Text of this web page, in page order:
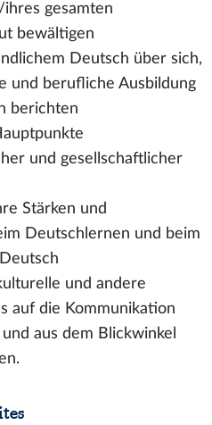
gesamten
bewältigen
Deutsch über sich,
und berufliche Ausbildung
berichten
und gesellschaftlicher
Stärken und
Deutschlernen und beim
und andere
auf die Kommunikation
aus dem Blickwinkel